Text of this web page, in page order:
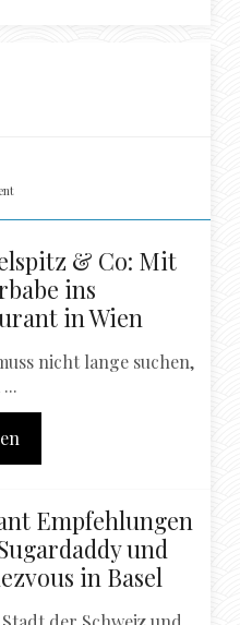
& Co: Mit
ins
in Wien
nicht lange suchen,
Empfehlungen
und
in Basel